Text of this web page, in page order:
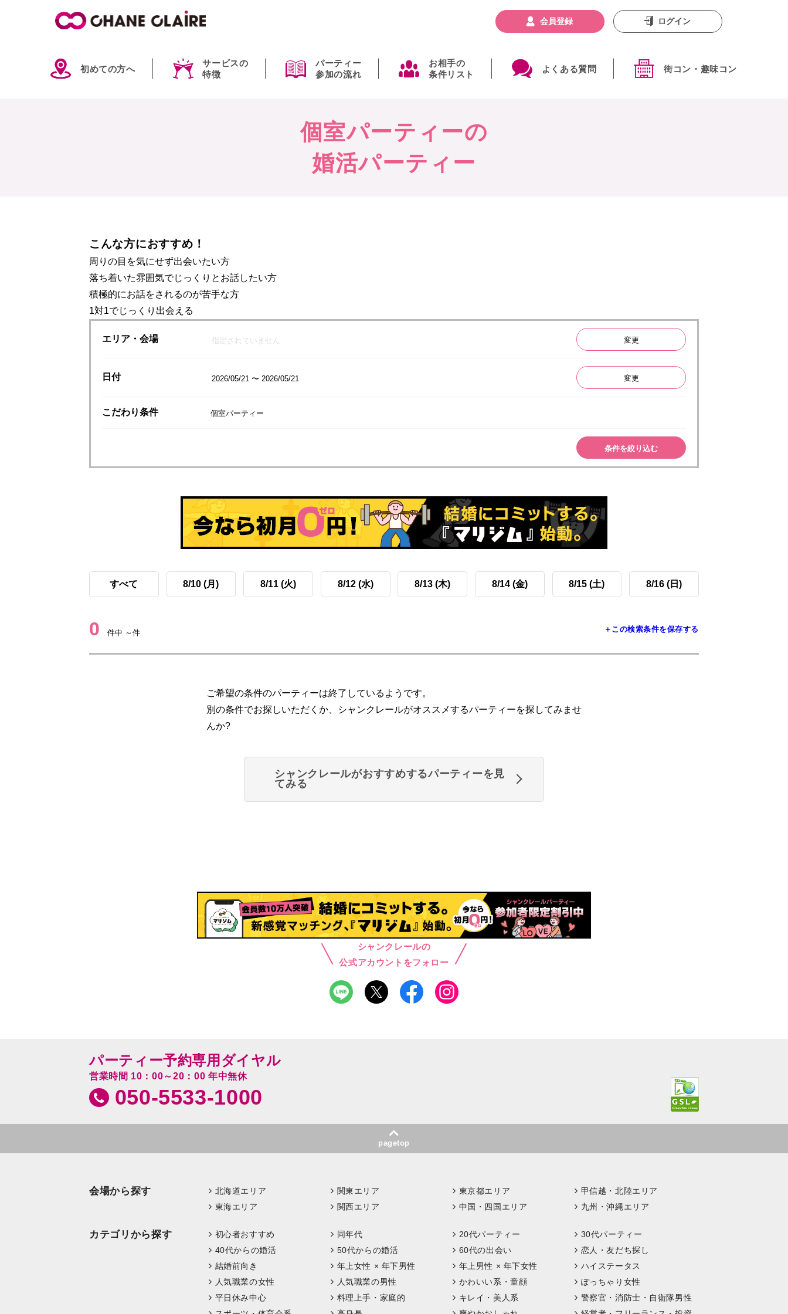
初めての方へ
サービスの
特徴
パーティー
参加の流れ
お相手の
条件リスト
よくある質問 街コン・趣味コン
会員登録 ログイン
個室パーティーの
婚活パーティー
こんな方におすすめ！
周りの目を気にせず出会いたい方
落ち着いた雰囲気でじっくりとお話したい方
積極的にお話をされるのが苦手な方
1対1でじっくり出会える
エリア・会場 指定されていません 変更
日付 2026/05/21 〜 2026/05/21 変更
こだわり条件 個室パーティー
条件を絞り込む
すべて 8/10 (月) 8/11 (火) 8/12 (水) 8/13 (木) 8/14 (金) 8/15 (土) 8/16 (日)
0 件中 ～件 ＋この検索条件を保存する
ご希望の条件のパーティーは終了しているようです。
別の条件でお探しいただくか、シャンクレールがオススメするパーティーを探してみませ
んか?
シャンクレールがおすすめするパーティーを見
てみる
シャンクレールの
公式アカウントをフォロー
パーティー予約専用ダイヤル
営業時間 10：00～20：00 年中無休
050-5533-1000
pagetop
会場から探す 北海道エリア 関東エリア 東京都エリア
甲信越・北陸エリア
東海エリア
関西エリア 中国・四国エリア 九州・沖縄エリア
カテゴリから探す 初心者おすすめ 同年代 20代パーティー
30代パーティー
40代からの婚活
50代からの婚活 60代の出会い
恋人・友だち探し
結婚前向き
年上女性 × 年下男性 年上男性 × 年下女性
ハイステータス
人気職業の女性
人気職業の男性 かわいい系・童顔
ぽっちゃり女性
平日休み中心
料理上手・家庭的 キレイ・美人系
警察官・消防士・自衛隊男性